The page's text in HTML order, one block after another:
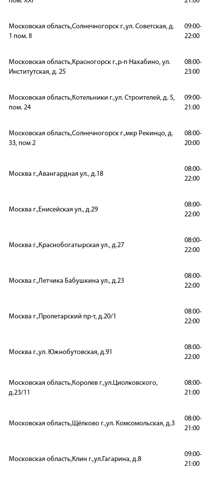
Московская область,Солнечногорск г.,ул. Советская, д.
1 пом. II
09:00-
22:00
Московская область,Красногорск г.,р-п Нахабино, ул.
Институтская, д. 25
08:00-
23:00
Московская область,Котельники г.,ул. Строителей, д. 5,
пом. 24
09:00-
21:00
Московская область,Солнечногорск г.,мкр Рекинцо, д.
33, пом 2
08:00-
20:00
Москва г.,Авангардная ул., д.18
08:00-
22:00
Москва г.,Енисейская ул., д.29
08:00-
22:00
Москва г.,Краснобогатырская ул., д.27
08:00-
22:00
Москва г.,Летчика Бабушкина ул., д.23
08:00-
22:00
Москва г.,Пролетарский пр-т, д.20/1
08:00-
22:00
Москва г.,ул. Южнобутовская, д.91
08:00-
22:00
Московская область,Королев г.,ул.Циолковского,
д.23/11
08:00-
21:00
Московская область,Щёлково г.,ул. Комсомольская, д.3
08:00-
21:00
Московская область,Клин г.,ул.Гагарина, д.8
09:00-
21:00